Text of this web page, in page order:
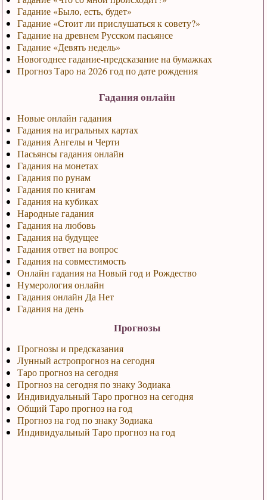
Гадание «Было, есть, будет»
Гадание «Стоит ли прислушаться к совету?»
Гадание на древнем Русском пасьянсе
Гадание «Девять недель»
Новогоднее гадание-предсказание на бумажках
Прогноз Таро на 2026 год по дате рождения
Гадания онлайн
Новые онлайн гадания
Гадания на игральных картах
Гадания Ангелы и Черти
Пасьянсы гадания онлайн
Гадания на монетах
Гадания по рунам
Гадания по книгам
Гадания на кубиках
Народные гадания
Гадания на любовь
Гадания на будущее
Гадания ответ на вопрос
Гадания на совместимость
Онлайн гадания на Новый год и Рождество
Нумерология онлайн
Гадания онлайн Да Нет
Гадания на день
Прогнозы
Прогнозы и предсказания
Лунный астропрогноз на сегодня
Таро прогноз на сегодня
Прогноз на сегодня по знаку Зодиака
Индивидуальный Таро прогноз на сегодня
Общий Таро прогноз на год
Прогноз на год по знаку Зодиака
Индивидуальный Таро прогноз на год